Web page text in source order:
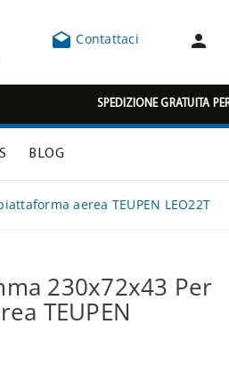
 Contattaci 
SPEDIZIONE GRATUITA
BLOG
aerea TEUPEN LEO22T
230x72x43 Per
TEUPEN